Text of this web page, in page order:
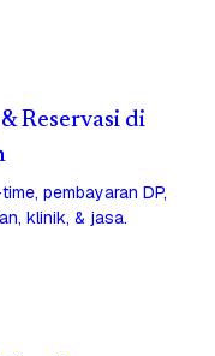
Reservasi di
pembayaran DP,
klinik, & jasa.